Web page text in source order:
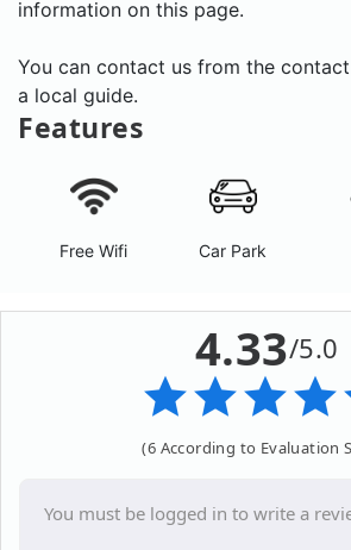
information on this page.
You can contact us from the
a local guide.
Features
Free Wifi Car Park
4.33/5.0
(6 According to Evaluation